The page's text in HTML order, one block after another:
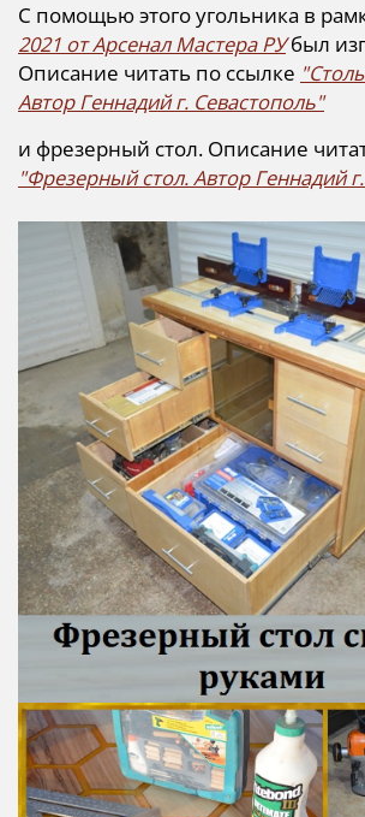
С помощью этого угольника в
2021 от Арсенал Мастера РУбыл
Описание читать по ссылке
Автор Геннадий г. Севастополь"
и фрезерный стол. Описание
"Фрезерный стол. Автор Геннадий